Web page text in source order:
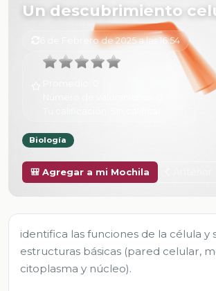
Un descubrimiento
6 de Febrero de 2025 a las 16:54
Biología
🎒 Agregar a mi Mochila
identifica las funciones de la célula y
estructuras básicas (pared celular,
citoplasma y núcleo).